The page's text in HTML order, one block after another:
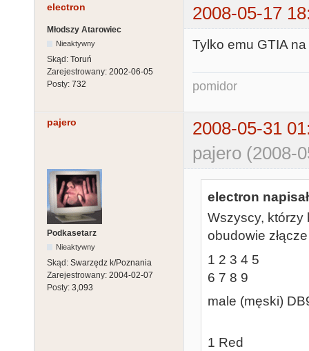
electron 2008-05-17
Młodszy Atarowiec
Nieaktywny
Skąd: Toruń
Zarejestrowany: 2002-06-05
Posty: 732
Tylko emu GTIA
pomidor
pajero
2008-05-31
pajero (2008-
Podkasetarz
Nieaktywny
Skąd: Swarzędz k/Poznania
Zarejestrowany: 2004-02-07
Posty: 3,093
electron
Wszyscy, którzy
obudowie
1 2 3 4 5
6 7 8 9
male (męski)
1 Red